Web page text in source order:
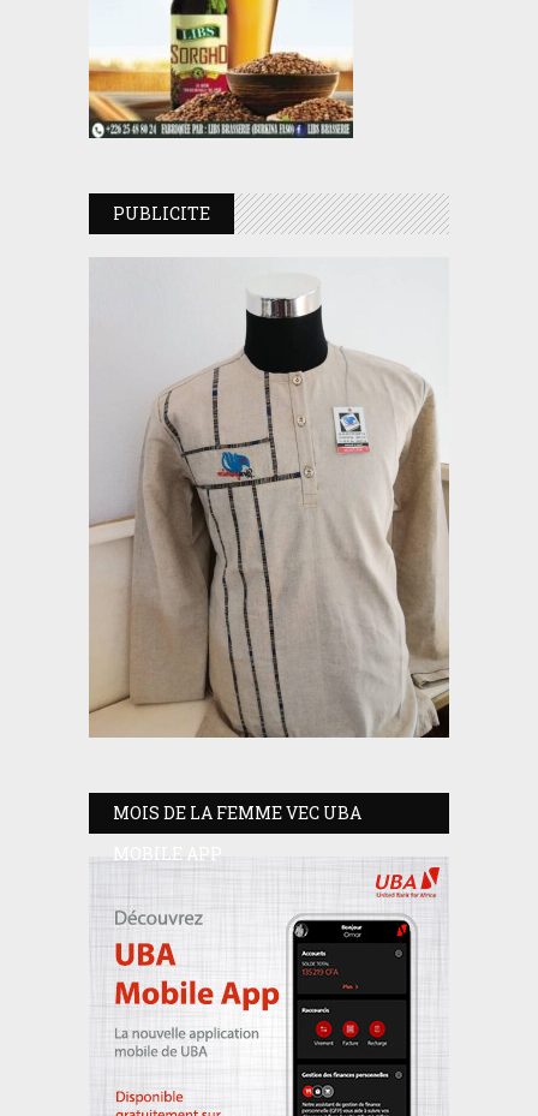
PUBLICITE
MOIS DE LA FEMME VEC UBA
MOBILE APP